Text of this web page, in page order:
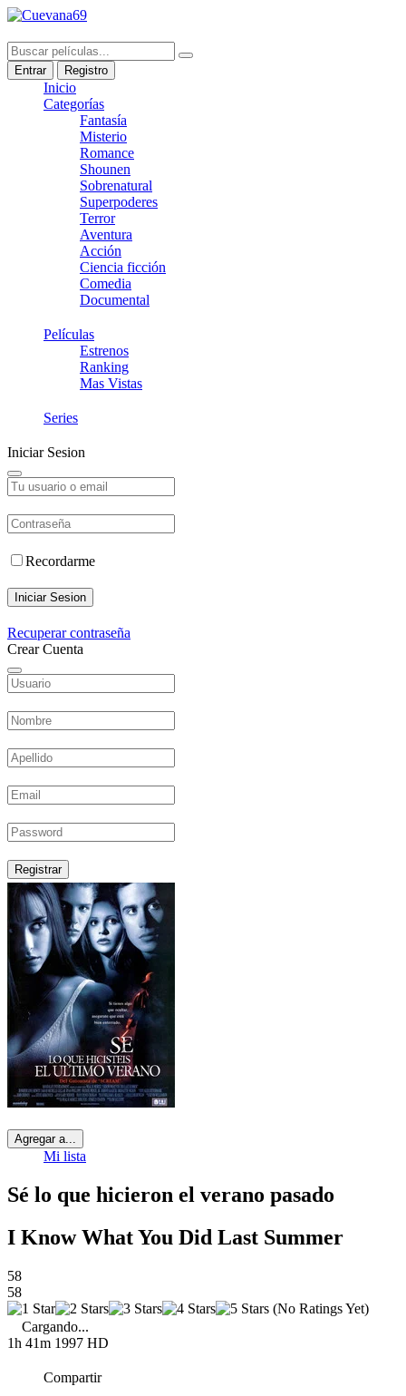
Entrar Registro
Inicio
Categorías
Fantasía
Misterio
Romance
Shounen
Sobrenatural
Superpoderes
Terror
Aventura
Acción
Ciencia ficción
Comedia
Documental
Películas
Estrenos
Ranking
Mas Vistas
Series
Iniciar Sesion
Recordarme
Iniciar Sesion
Recuperar contraseña
Crear Cuenta
Registrar
Agregar a...
Mi lista
Sé lo que hicieron el verano pasado
I Know What You Did Last Summer
58
58
(No Ratings Yet)
Cargando...
1h 41m 1997 HD
Compartir